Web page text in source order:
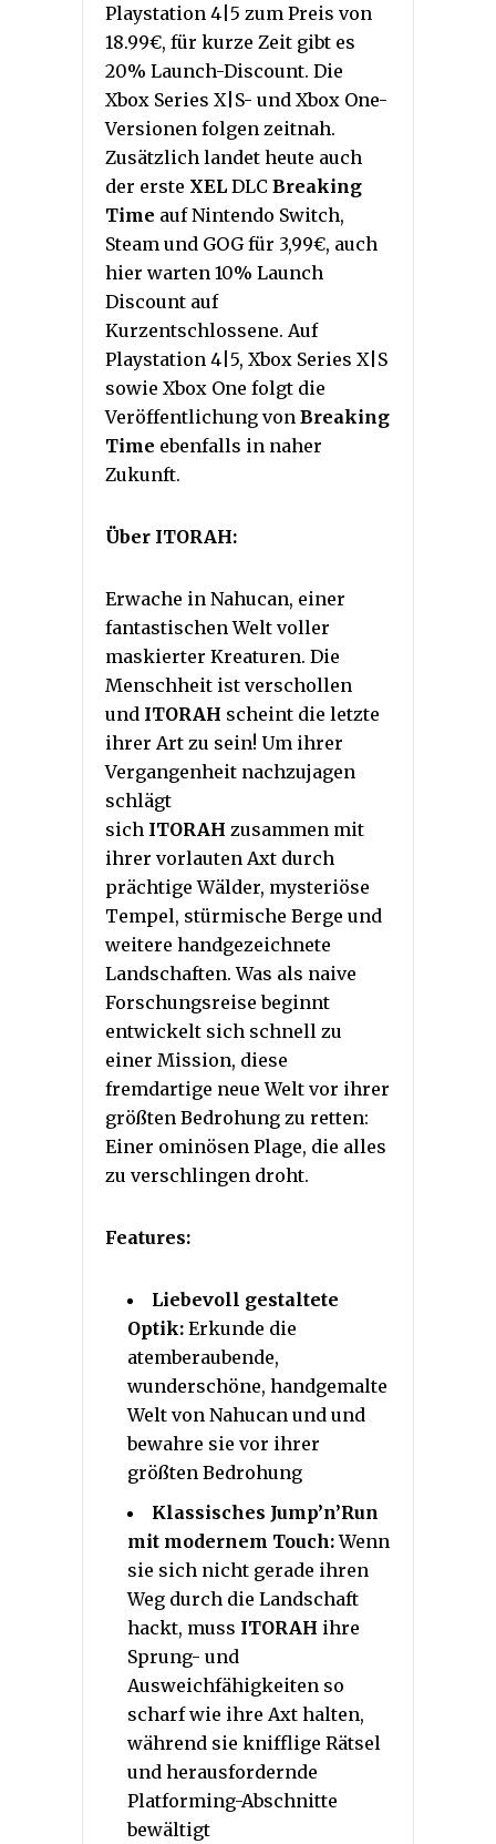
Playstation 4|5 zum Preis von
18.99€, für kurze Zeit gibt es
20% Launch-Discount. Die
Xbox Series X|S- und Xbox One-
Versionen folgen zeitnah.
Zusätzlich landet heute auch
der erste XEL DLC Breaking
Time auf Nintendo Switch,
Steam und GOG für 3,99€, auch
hier warten 10% Launch
Discount auf
Kurzentschlossene. Auf
Playstation 4|5, Xbox Series X|S
sowie Xbox One folgt die
Veröffentlichung von Breaking
Time ebenfalls in naher
Zukunft.
Über ITORAH:
Erwache in Nahucan, einer
fantastischen Welt voller
maskierter Kreaturen. Die
Menschheit ist verschollen
und ITORAH scheint die letzte
ihrer Art zu sein! Um ihrer
Vergangenheit nachzujagen
schlägt
sich ITORAH zusammen mit
ihrer vorlauten Axt durch
prächtige Wälder, mysteriöse
Tempel, stürmische Berge und
weitere handgezeichnete
Landschaften. Was als naive
Forschungsreise beginnt
entwickelt sich schnell zu
einer Mission, diese
fremdartige neue Welt vor ihrer
größten Bedrohung zu retten:
Einer ominösen Plage, die alles
zu verschlingen droht.
Features:
Liebevoll gestaltete
Optik: Erkunde die
atemberaubende,
wunderschöne, handgemalte
Welt von Nahucan und und
bewahre sie vor ihrer
größten Bedrohung
Klassisches Jump’n’Run
mit modernem Touch:Wenn
sie sich nicht gerade ihren
Weg durch die Landschaft
hackt, muss ITORAH ihre
Sprung- und
Ausweichfähigkeiten so
scharf wie ihre Axt halten,
während sie knifflige Rätsel
und herausfordernde
Platforming-Abschnitte
bewältigt